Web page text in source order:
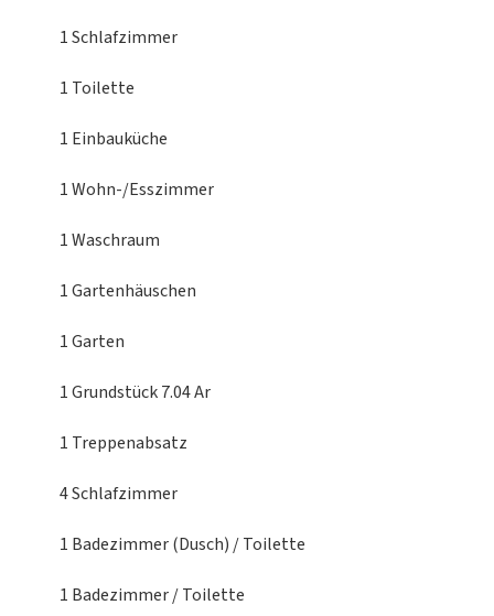
1 Schlafzimmer
1 Toilette
1 Einbauküche
1 Wohn-/Esszimmer
1 Waschraum
1 Gartenhäuschen
1 Garten
1 Grundstück7.04 Ar
1 Treppenabsatz
4 Schlafzimmer
1 Badezimmer (Dusch) / Toilette
1 Badezimmer / Toilette